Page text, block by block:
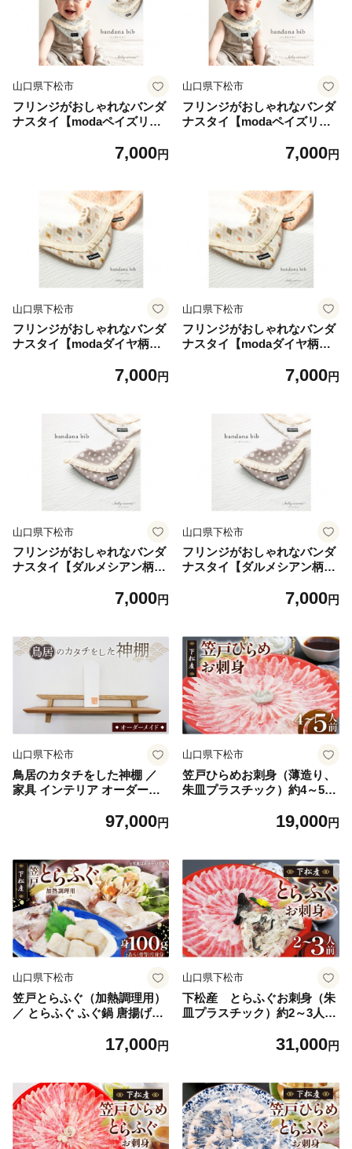
満点 揚げ物 No.199
ト 個性派 山口県 特産品 No.1
山口県下松市
フリンジがおしゃれなバンダ
ナスタイ【modaペイズリー
イ よだれかけ バンダナスタ
フト プレゼント 新生児 赤ち
ゃん用品 男の子 女の子 ペイ
ズリー柄 moda fabric 綿10
0% ガーゼスタイ かわいいス
タイ よだれ対策 ベビー雑貨
ハンドメイド風 ナチュラルベ
ビー 山口県 No.194-01
7,000円
山口県下松市
フリンジがおしゃれなバンダ
ナスタイ【modaペイズリー
よだれかけ バンダナスタイ
プレゼント 新生児 赤ちゃん
用品 男の子 女の子 ペイズリ
ー柄 moda fabric 綿100% ガ
ーゼスタイ かわいいスタイ
よだれ対策 ベビー雑貨 ハン
ドメイド風 ナチュラルベビー
山口県 No.194-02
7,000円
山口県下松市
フリンジがおしゃれなバンダ
ナスタイ【modaダイヤ柄】
だれかけ バンダナスタイ フ
レゼント 新生児 赤ちゃん用
品 男の子 女の子 ダイヤ柄 m
oda fabric 綿100% ガーゼス
タイ かわいいスタイ よだれ
対策 ベビー雑貨 ハンドメイ
ド風 ナチュラルベビー ファ
ッションスタイ 山口県 No.19
7,000円
山口県下松市
フリンジがおしゃれなバンダ
ナスタイ【modaダイヤ柄】
だれかけ バンダナスタイ フ
レゼント 新生児 赤ちゃん用
品 男の子 女の子 ダイヤ柄 m
oda fabric 綿100% ガーゼス
タイ かわいいスタイ よだれ
対策 ベビー雑貨 ハンドメイ
ド風 ナチュラルベビー ファ
ッションスタイ 山口県 No.19
7,000円
山口県下松市
フリンジがおしゃれなバンダ
ナスタイ【ダルメシアン柄】
だれかけ バンダナスタイ フ
レゼント 新生児 赤ちゃん用
品 男の子 女の子 ダルメシア
よだれ対策 ベビー雑貨 ハン
ドメイド風 ナチュラルベビー
山口県 No.196-01
7,000円
山口県下松市
フリンジがおしゃれなバンダ
ナスタイ【ダルメシアン柄】
れかけ バンダナスタイ フリ
レゼント 新生児 赤ちゃん用
品 男の子 女の子 ダルメシア
ン柄 moda fabric 綿100% ガ
ーゼスタイ かわいいスタイ
よだれ対策 ベビー雑貨 ハン
ドメイド風 ナチュラルベビー
山口県 No.196-02
7,000円
山口県下松市
鳥居のカタチをした神棚 ／
家具 インテリア オーダーメ
97,000円
山口県下松市
笠戸ひらめお刺身（薄造り、
朱皿プラスチック）約4～5人
薄造り 平目 海鮮 お取り寄せ
ご褒美ごはん おうちごはん
魚介 seafood 食感 晩酌 お祝
い 食卓グルメ 便利 ギフト 山
口県 No.184
19,000円
山口県下松市
笠戸とらふぐ（加熱調理用）
／ とらふぐ ふぐ鍋 唐揚げ用
介 国産ふぐ ご褒美ごはん お
り食感 グルメ 贈答用 家族ご
はん 山口県 No.185
17,000円
山口県下松市
下松産 とらふぐお刺身（朱
皿プラスチック）約2～3人前
刺身 下松 ふぐ刺し 旬 魚介
山口 伝統 逸品 贅沢 山口県 N
o.186
31,000円